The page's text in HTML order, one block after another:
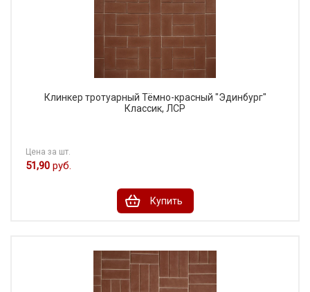
Клинкер тротуарный Тёмно-красный "Эдинбург"
Классик, ЛСР
Цена за шт.
51,90 руб.
Купить